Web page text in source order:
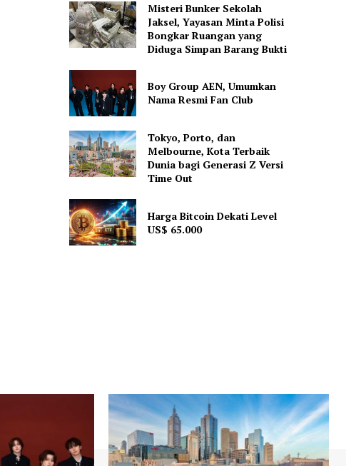
Misteri Bunker Sekolah
Jaksel, Yayasan Minta Polisi
Bongkar Ruangan yang
Diduga Simpan Barang Bukti
Boy Group AEN, Umumkan
Nama Resmi Fan Club
Tokyo, Porto, dan
Melbourne, Kota Terbaik
Dunia bagi Generasi Z Versi
Time Out
Harga Bitcoin Dekati Level
US$ 65.000